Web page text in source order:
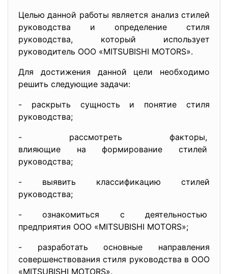
Целью данной работы является анализ стилей
руководства и определение стиля
руководства, который использует
руководитель ООО «MITSUBISHI MОTОRS».
Для достижения данной цели необходимо
решить следующие задачи:
- раскрыть сущность и понятие стиля
руководства;
- рассмотреть факторы,
влияющие на формирование стилей
руководства;
- выявить классификацию стилей
руководства;
- ознакомиться с деятельностью
предприятия ООО «MITSUBISHI MОTОRS»;
- разработать основные направления
совершенствования стиля руководства в ООО
«MITSUBISHI MОTОRS».